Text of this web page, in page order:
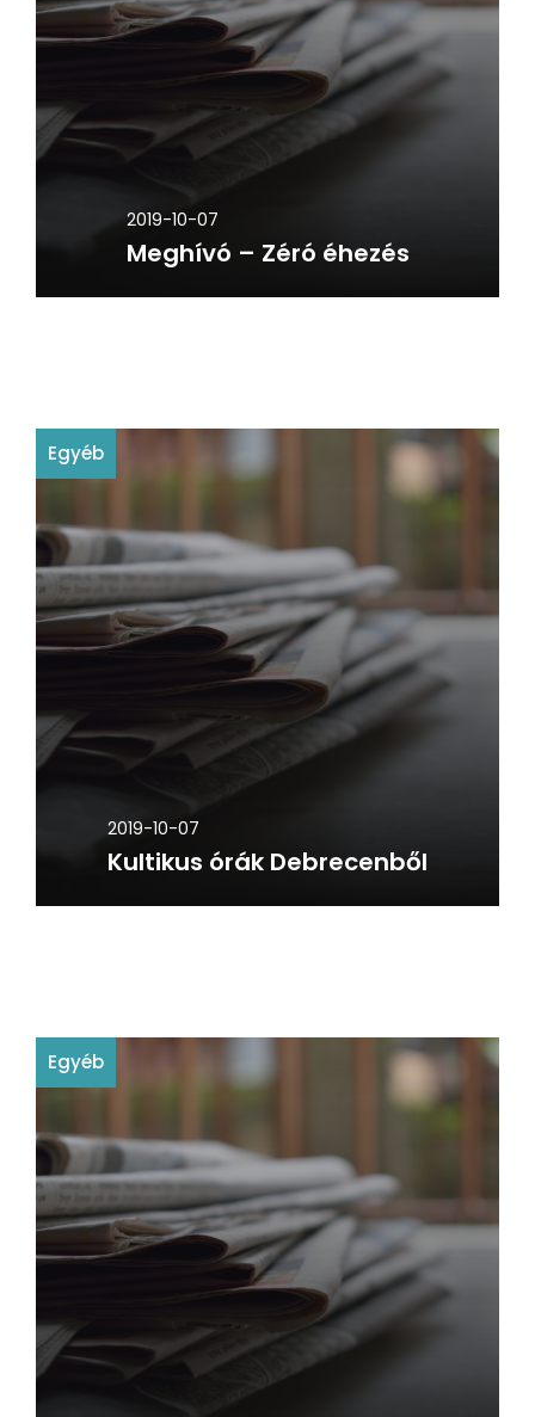
2019-10-07
Meghívó – Zéró éhezés
Egyéb
2019-10-07
Kultikus órák Debrecenből
Egyéb